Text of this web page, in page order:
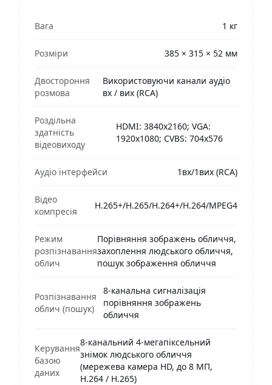
Вага 1 кг
Розміри 385 × 315 × 52 мм
Двостороння
розмова
Використовуючи канали аудіо
вх / вих (RCA)
Роздільна
здатність
відеовиходу
HDMI: 3840x2160; VGA:
1920x1080; CVBS: 704x576
Аудіо інтерфейси 1вх/1вих (RCA)
Відео
компресія
H.265+/H.265/H.264+/H.264/MPEG4
Режим
розпізнавання
облич
Порівняння зображень обличчя,
захоплення людського обличчя,
пошук зображення обличчя
Розпізнавання
облич (пошук)
8-канальна сигналізація
порівняння зображень
обличчя
Керування
базою
даних
8-канальний 4-мегапіксельний
знімок людського обличчя
(мережева камера HD, до 8 МП,
H.264 / H.265)